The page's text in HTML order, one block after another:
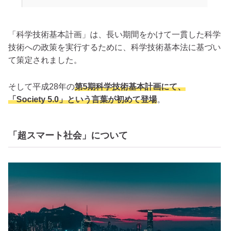
「科学技術基本計画」は、長い期間をかけて一貫した科学
技術への政策を実行するために、科学技術基本法に基づい
て策定されました。
そして平成28年の第5期科学技術基本計画にて、
「Society 5.0」という言葉が初めて登場。
「超スマート社会」について